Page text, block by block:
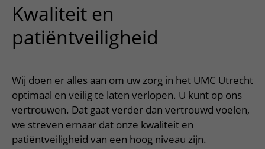
Zorg en behandeling
Ziekten en aandoeningen
Poliklinieken
Verpleegafdelingen
Onze zorgverleners
Afspraak en opname
Bezoek aan de polikliniek
Opname in het ziekenhuis
Voorbereiding op uw afspraak
Op bezoek in het UMC Utrecht
Apotheek
Winkels en restaurants
Contact en route
Spoed
Contactgegevens
Verwijzers
Patiënt verwijzen
Kwaliteit en
patiëntveiligheid
Wij doen er alles aan om uw zorg in het UMC Utrecht
optimaal en veilig te laten verlopen. U kunt op ons
vertrouwen. Dat gaat verder dan vertrouwd voelen,
we streven ernaar dat onze kwaliteit en
patiëntveiligheid van een hoog niveau zijn.